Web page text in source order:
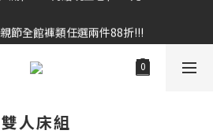
野貓公仔(絲綢鐵黑) 滿額$2499贈達摩
!  滿$3000再贈現金卷$300元
雙人床組